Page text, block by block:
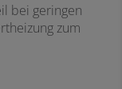
bei geringen
zum